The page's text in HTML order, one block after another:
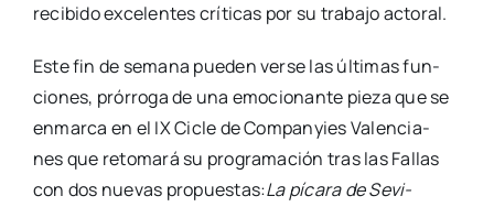
reci­bi­do exce­len­tes crí­ti­cas por su tra­ba­jo acto­ral.
Este fin de sema­na pue­den ver­se las últi­mas fun­
cio­nes, pró­rro­ga de una emo­cio­nan­te pie­za que se
enmar­ca en el IX Cicle de Com­pan­yies Valen­cia­
nes que reto­ma­rá su pro­gra­ma­ción tras las Fallas
con dos nue­vas pro­pues­tas:La píca­ra de Sevi­